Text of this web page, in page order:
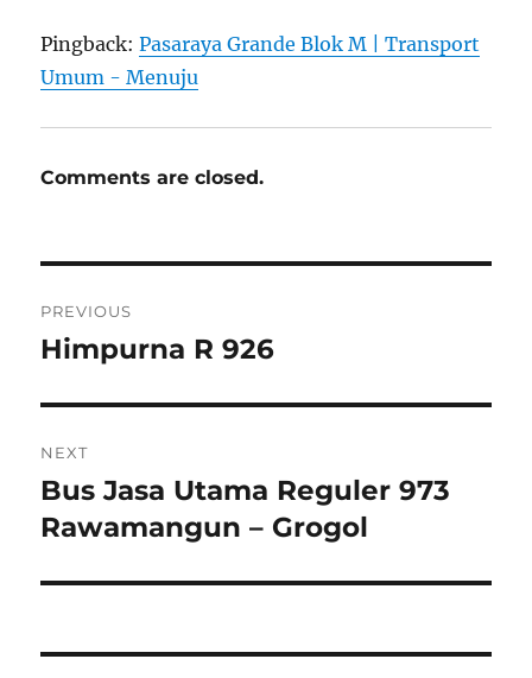
Pingback:Pasaraya Grande Blok M | Transport
Umum - Menuju
Comments are closed.
navigation
PREVIOUS
Previous
Himpurna R 926
NEXT
Next
post:
Bus Jasa Utama Reguler 973
Rawamangun – Grogol